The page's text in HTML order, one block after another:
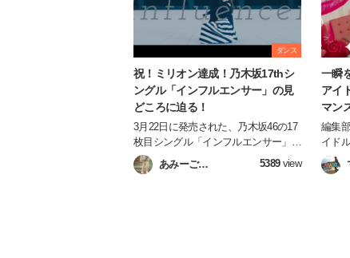
ダンス
祝！ミリオン達成！乃木坂17thシ
ングル「インフルエンサー」の見
どころに迫る！
3月22日に発売された、乃木坂46の17
枚目シングル「インフルエンサー」が
ミリオン達成！ゴールドディスクに認
定されました！！今回はそのMVに大
あみーご
5389view
一瞬
アイ
マン
編集
イド
瞬間
ビュ